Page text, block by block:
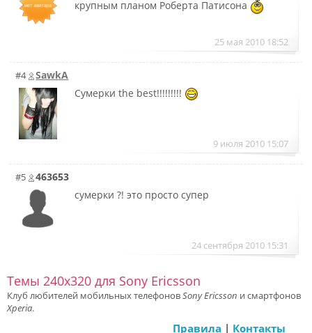
крупным планом Роберта Патисона
25 мая 2010 18:52
#4
SawkA
Сумерки the best!!!!!!!!!
9 июля 2010 15:07
#5
463653
сумерки ?! это просто супер
24 сентября 2010 15:31
Темы 240x320 для Sony Ericsson
Клуб любителей мобильных телефоновSony Ericsson и смартфонов
Xperia.
Правила | Контакты